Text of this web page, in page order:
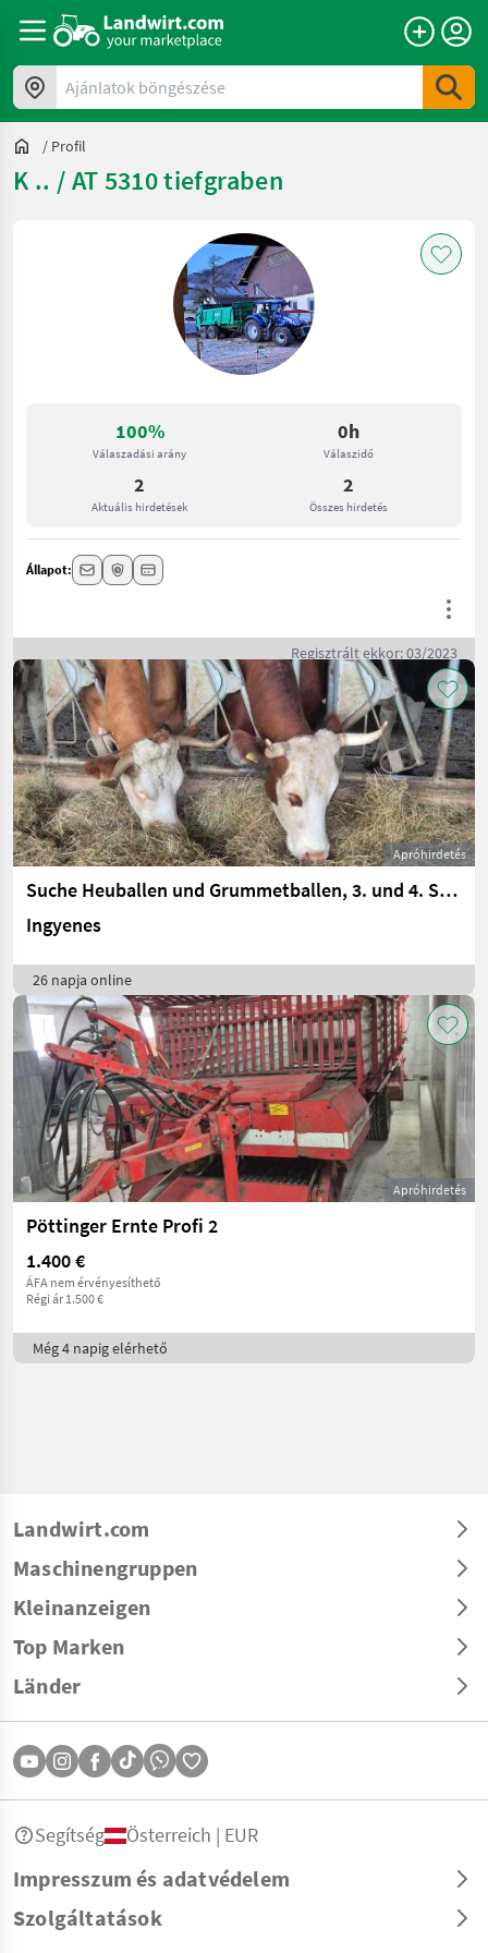
Ajánlatok böngészése
/ Profil
K .. / AT 5310 tiefgraben
100%
Válaszadási arány
0h
Válaszidő
2
Aktuális hirdetések
2
Összes hirdetés
Állapot:
Regisztrált ekkor: 03/2023
Apróhirdetés
Suche Heuballen und Grummetballen, 3. und 4. Schnitt
Ingyenes
26 napja online
Apróhirdetés
Pöttinger Ernte Profi 2
1.400 €
ÁFA nem érvényesíthető
Régi ár 1.500 €
Még 4 napig elérhető
Landwirt.com
Maschinengruppen
Kleinanzeigen
Top Marken
Länder
Impresszum és adatvédelem
Szolgáltatások
Segítség Österreich | EUR